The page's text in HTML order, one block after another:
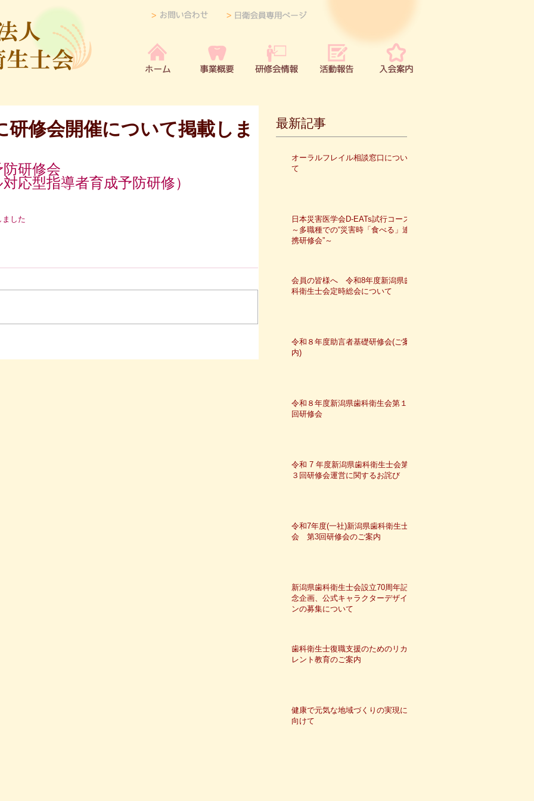
研修会開催について掲載しま
研修会
応型指導者育成予防研修）
した
最新記事
オーラルフレイル相談窓口につい
て
日本災害医学会D-EATs試行コース
～多職種での“災害時「食べる」連
携研修会”～
会員の皆様へ 令和8年度新潟県歯
科衛生士会定時総会について
令和８年度助言者基礎研修会(ご案
内)
令和８年度新潟県歯科衛生会第１
回研修会
令和 7 年度新潟県歯科衛生士会第
３回研修会運営に関するお詫び
令和7年度(一社)新潟県歯科衛生士
会 第3回研修会のご案内
新潟県歯科衛生士会設立70周年記
念企画、公式キャラクターデザイ
ンの募集について
歯科衛生士復職支援のためのリカ
レント教育のご案内
健康で元気な地域づくりの実現に
向けて